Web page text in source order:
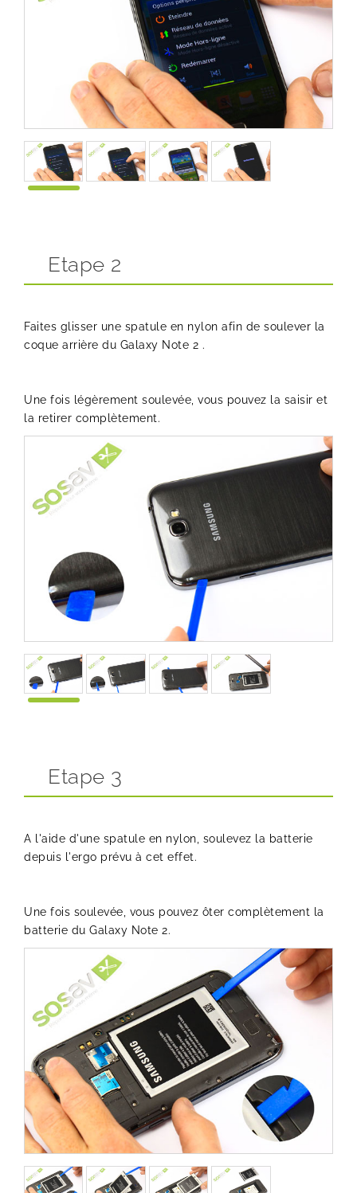
Etape 2
Faites glisser une spatule en nylon afin de soulever la
coque arrière du Galaxy Note 2 .
Une fois légèrement soulevée, vous pouvez la saisir et
la retirer complètement.
Etape 3
A l'aide d'une spatule en nylon, soulevez la batterie
depuis l'ergo prévu à cet effet.
Une fois soulevée, vous pouvez ôter complètement la
batterie du Galaxy Note 2.